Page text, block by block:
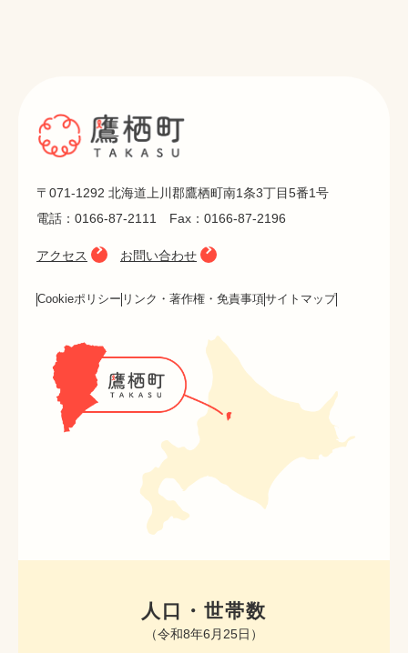
〒071-1292 北海道上川郡鷹栖町南1条3丁目5番1号
電話：0166-87-2111 Fax：0166-87-2196
アクセス お問い合わせ
Cookieポリシー リンク・著作権・免責事項サイトマップ
人口・世帯数
（令和8年6月25日）